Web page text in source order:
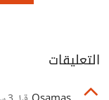
التعليقات